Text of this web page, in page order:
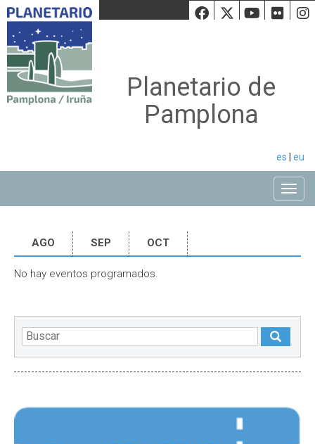
Facebook
Twiiter
Planetario de
Pamplona
es eu
AGO SEP OCT
No hay eventos programados.